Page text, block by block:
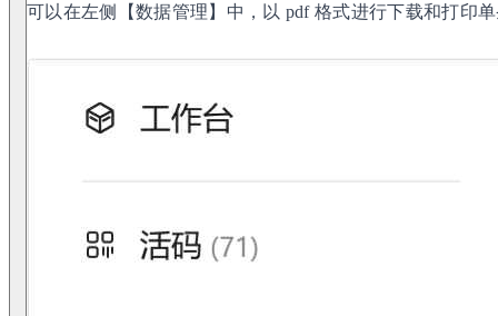
可以在左侧【数据管理】中，以 pdf 格式进行下载和打印